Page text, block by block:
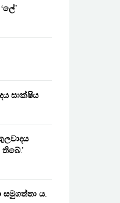
සාක්ෂිය
සමුගත්තා ය.